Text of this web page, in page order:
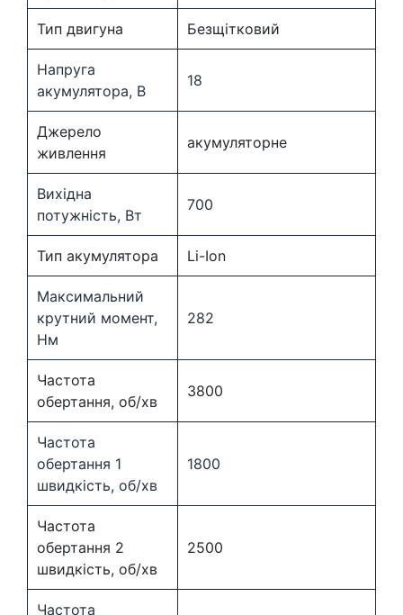
Тип двигуна Безщітковий
Напруга
акумулятора, В
18
Джерело
живлення
акумуляторне
Вихідна
потужність, Вт
700
Тип акумулятора Li-Ion
Максимальний
крутний момент,
Нм
282
Частота
обертання, об/хв
3800
Частота
обертання 1
швидкість, об/хв
1800
Частота
обертання 2
швидкість, об/хв
2500
Частота